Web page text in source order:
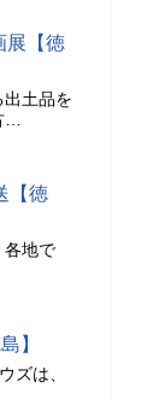
展【徳
土品を
【徳
各地で
】
ズは、